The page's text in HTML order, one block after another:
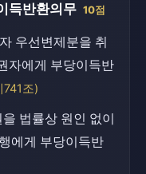
득반환의무 10점
우선변제분을 취
자에게 부당이득반
741조)
법률상 원인 없이
에게 부당이득반